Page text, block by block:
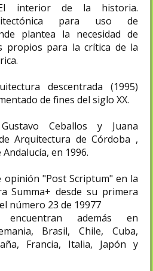
interior de la historia.
para uso de
plantea la necesidad de
propios para la crítica de la
descentrada (1995)
de fines del siglo XX.
Ceballos y Juana
Arquitectura de Córdoba ,
en 1996.
opinión "Post Scriptum" en la
Summa+ desde su primera
número 23 de 19977
además en
Brasil, Chile, Cuba,
Francia, Italia, Japón y